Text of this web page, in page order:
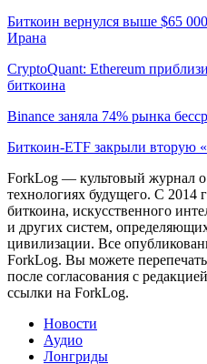
Биткоин вернулся выше $65
Ирана
CryptoQuant: Ethereum
биткоина
Binance заняла 74% рынка
Биткоин-ETF закрыли вторую
ForkLog — культовый журнал
технологиях будущего. С 2014
биткоина, искусственного
и других систем,
цивилизации. Все
ForkLog. Вы можете
после согласования с
ссылки на ForkLog.
Новости
Аудио
Лонгриды